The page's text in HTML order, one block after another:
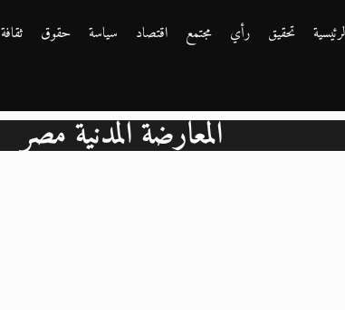
تحقيق رأي مجتمع اقتصاد سياسة حقوق
ثقافة
المعارضة المدنية مصر